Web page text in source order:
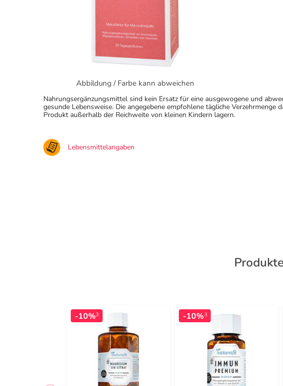
Abbildung / Farbe kann abweichen
Nahrungsergänzungsmittel sind kein Ersatz für eine ausgewogene und
gesunde Lebensweise. Die angegebene empfohlene tägliche Verzehrmenge
Produkt außerhalb der Reichweite von kleinen Kindern lagern.
Lebensmittelangaben
-10%3 -10%3